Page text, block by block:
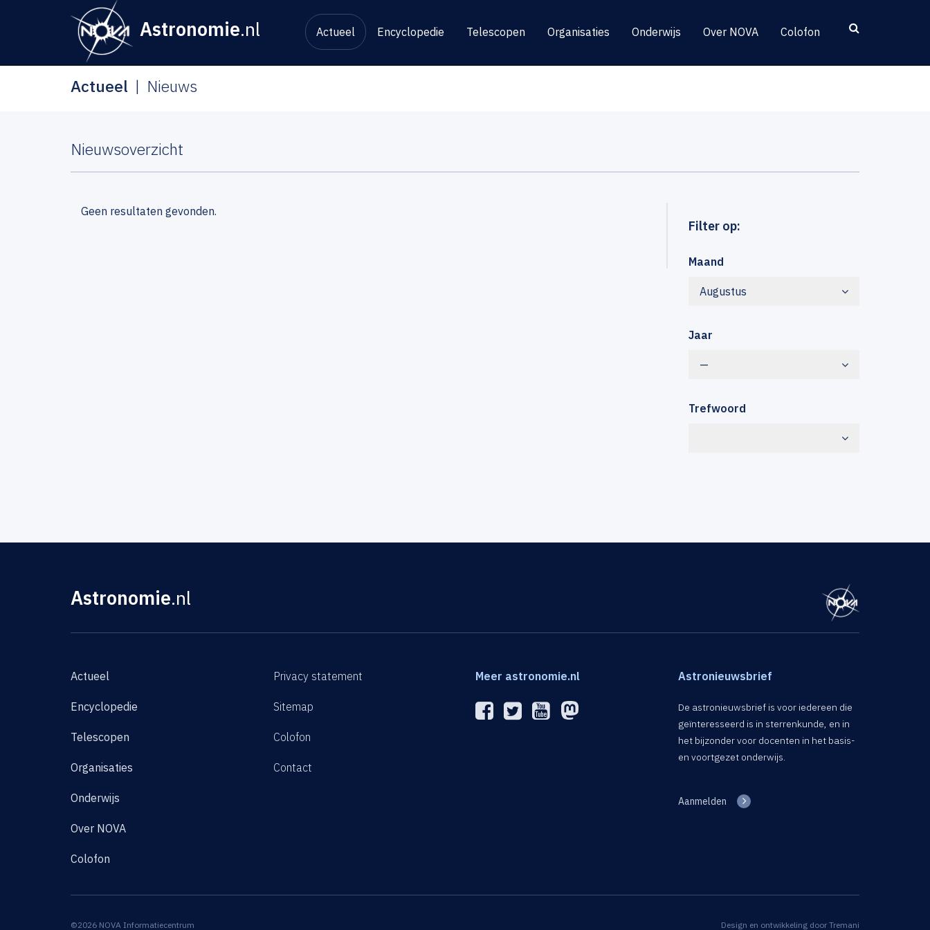
Astronomie.nl Actueel Encyclopedie Telescopen Organisaties Onderwijs Over NOVA Colofon
Actueel Nieuws
Nieuwsoverzicht
Filter op:
Maand
Augustus
Jaar
—
Trefwoord
Geen resultaten gevonden.
Astronomie.nl
Actueel
Encyclopedie
Telescopen
Organisaties
Onderwijs
Over NOVA
Colofon
Privacy statement
Sitemap
Colofon
Contact
Meer astronomie.nl Astronieuwsbrief
De astronieuwsbrief is voor iedereen die
geïnteresseerd is in sterrenkunde, en in
het bijzonder voor docenten in het basis-
en voortgezet onderwijs.
Aanmelden
©2026 NOVA Informatiecentrum Design en ontwikkeling door Tremani